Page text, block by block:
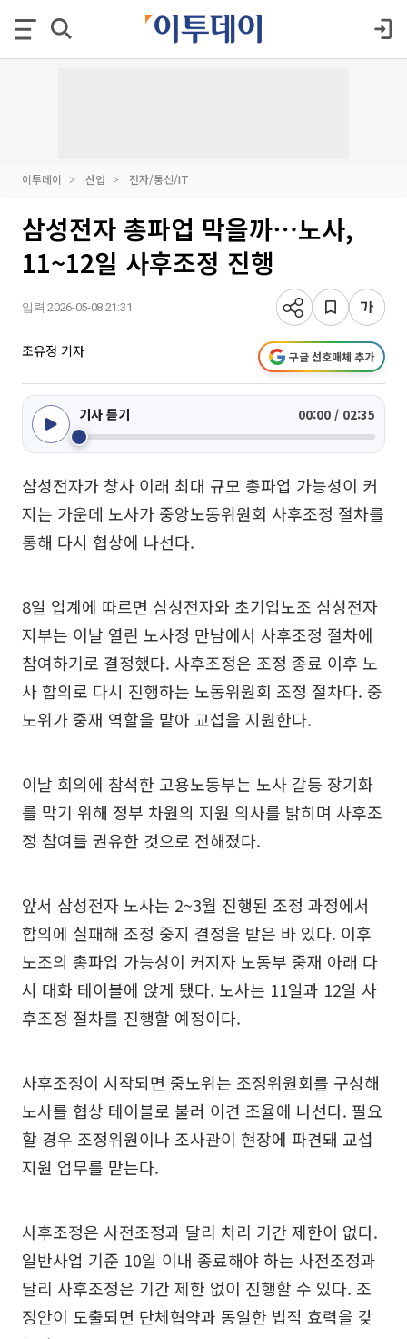
이투데이 산업 전자/통신/IT
삼성전자 총파업 막을까⋯노사,
11~12일 사후조정 진행
입력 2026-05-08 21:31
조유정 기자 구글 선호매체 추가
기사 듣기 00:00 / 02:35
삼성전자가 창사 이래 최대 규모 총파업 가능성이 커
지는 가운데 노사가 중앙노동위원회 사후조정 절차를
통해 다시 협상에 나선다.
8일 업계에 따르면 삼성전자와 초기업노조 삼성전자
지부는 이날 열린 노사정 만남에서 사후조정 절차에
참여하기로 결정했다. 사후조정은 조정 종료 이후 노
사 합의로 다시 진행하는 노동위원회 조정 절차다. 중
노위가 중재 역할을 맡아 교섭을 지원한다.
이날 회의에 참석한 고용노동부는 노사 갈등 장기화
를 막기 위해 정부 차원의 지원 의사를 밝히며 사후조
정 참여를 권유한 것으로 전해졌다.
앞서 삼성전자 노사는 2~3월 진행된 조정 과정에서
합의에 실패해 조정 중지 결정을 받은 바 있다. 이후
노조의 총파업 가능성이 커지자 노동부 중재 아래 다
시 대화 테이블에 앉게 됐다. 노사는 11일과 12일 사
후조정 절차를 진행할 예정이다.
사후조정이 시작되면 중노위는 조정위원회를 구성해
노사를 협상 테이블로 불러 이견 조율에 나선다. 필요
할 경우 조정위원이나 조사관이 현장에 파견돼 교섭
지원 업무를 맡는다.
사후조정은 사전조정과 달리 처리 기간 제한이 없다.
일반사업 기준 10일 이내 종료해야 하는 사전조정과
달리 사후조정은 기간 제한 없이 진행할 수 있다. 조
정안이 도출되면 단체협약과 동일한 법적 효력을 갖